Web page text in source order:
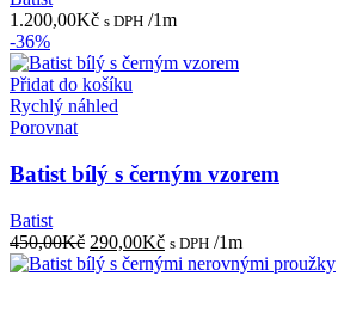
1.200,00Kč s DPH /1m
-36%
Přidat do košíku
Rychlý náhled
Porovnat
Batist bílý s černým vzorem
Batist
450,00Kč Původní
cena
290,00KčAktuální
cena
s DPH /1m